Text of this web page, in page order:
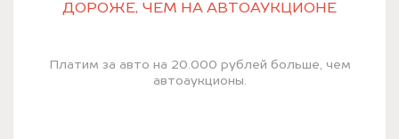
ДОРОЖЕ, ЧЕМ НА АВТОАУКЦИОНЕ
Платим за авто на 20.000 рублей больше, чем
автоаукционы.